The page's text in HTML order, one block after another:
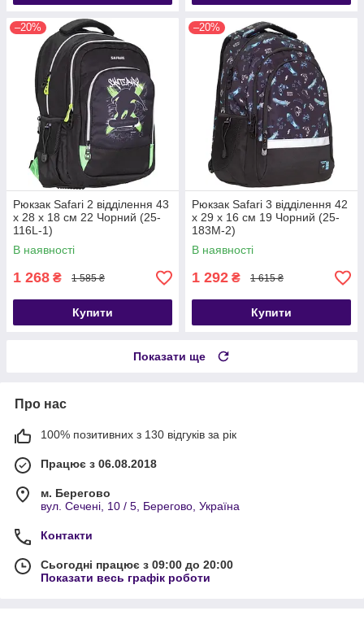
–20%
Рюкзак Safari 2 відділення 43
х 28 х 18 см 22 Чорний (25-
116L-1)
В наявності
1 268 ₴ 1 585 ₴
Купити
–20%
Рюкзак Safari 3 відділення 42
x 29 x 16 см 19 Чорний (25-
183M-2)
В наявності
1 292 ₴ 1 615 ₴
Купити
Показати ще
Про нас
100% позитивних з 130 відгуків за рік
Працює з 06.08.2018
м. Берегово
вул. Сечені, 10 / 5, Берегово, Україна
Контакти
Сьогодні працює з 09:00 до 20:00
Показати весь графік роботи